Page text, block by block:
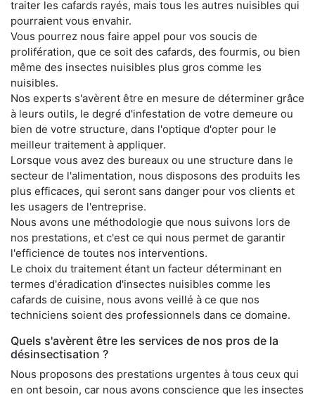
traiter les cafards rayés, mais tous les autres nuisibles qui
pourraient vous envahir.
Vous pourrez nous faire appel pour vos soucis de
prolifération, que ce soit des cafards, des fourmis, ou bien
même des insectes nuisibles plus gros comme les
nuisibles.
Nos experts s'avèrent être en mesure de déterminer grâce
à leurs outils, le degré d'infestation de votre demeure ou
bien de votre structure, dans l'optique d'opter pour le
meilleur traitement à appliquer.
Lorsque vous avez des bureaux ou une structure dans le
secteur de l'alimentation, nous disposons des produits les
plus efficaces, qui seront sans danger pour vos clients et
les usagers de l'entreprise.
Nous avons une méthodologie que nous suivons lors de
nos prestations, et c'est ce qui nous permet de garantir
l'efficience de toutes nos interventions.
Le choix du traitement étant un facteur déterminant en
termes d'éradication d'insectes nuisibles comme les
cafards de cuisine, nous avons veillé à ce que nos
techniciens soient des professionnels dans ce domaine.
Quels s'avèrent être les services de nos pros de la
désinsectisation ?
Nous proposons des prestations urgentes à tous ceux qui
en ont besoin, car nous avons conscience que les insectes